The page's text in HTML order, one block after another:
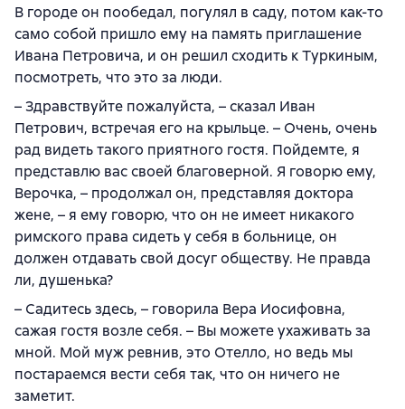
В городе он пообедал, погулял в саду, потом как-то
само собой пришло ему на память приглашение
Ивана Петровича, и он решил сходить к Туркиным,
посмотреть, что это за люди.
– Здравствуйте пожалуйста, – сказал Иван
Петрович, встречая его на крыльце. – Очень, очень
рад видеть такого приятного гостя. Пойдемте, я
представлю вас своей благоверной. Я говорю ему,
Верочка, – продолжал он, представляя доктора
жене, – я ему говорю, что он не имеет никакого
римского права сидеть у себя в больнице, он
должен отдавать свой досуг обществу. Не правда
ли, душенька?
– Садитесь здесь, – говорила Вера Иосифовна,
сажая гостя возле себя. – Вы можете ухаживать за
мной. Мой муж ревнив, это Отелло, но ведь мы
постараемся вести себя так, что он ничего не
заметит.